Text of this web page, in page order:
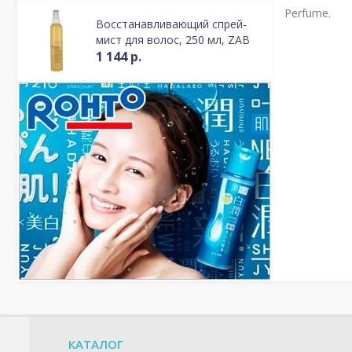
Восстанавливающий спрей-
мист для волос, 250 мл, ZAB
1 144 р.
Perfume.
КАТАЛОГ